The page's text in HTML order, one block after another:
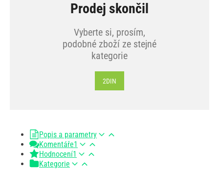
Prodej skončil
Vyberte si, prosím,
podobné zboží ze stejné
kategorie
2DIN
Popis a parametry
Komentáře1
Hodnocení1
Kategorie